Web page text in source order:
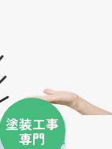
塗装工事
専門